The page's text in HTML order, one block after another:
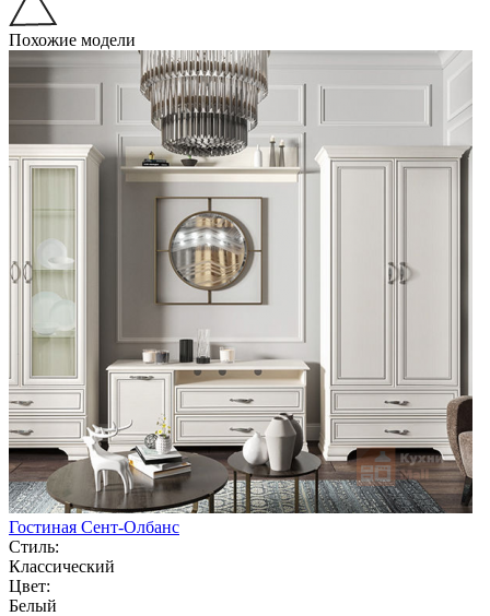
Похожие модели
Гостиная Сент-Олбанс
Стиль:
Классический
Цвет:
Белый